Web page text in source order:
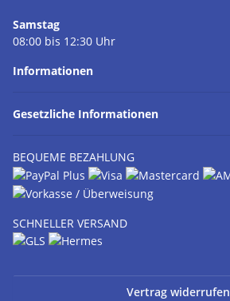
Samstag
08:00 bis 12:30 Uhr
Informationen
Gesetzliche Informationen
BEQUEME BEZAHLUNG
SCHNELLER VERSAND
Vertrag widerrufen